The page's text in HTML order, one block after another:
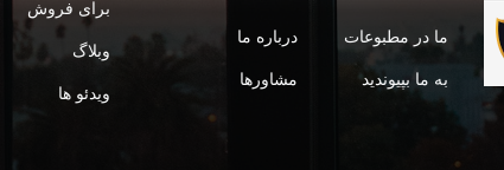
ما در مطبوعات
درباره ما
به ما بپیوندید
مشاورها
برای فروش
وبلاگ
ویدئو ها